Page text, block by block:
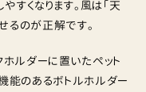
すくなります。風は「天
るのが正解です。
ホルダーに置いたペット
能のあるボトルホルダー